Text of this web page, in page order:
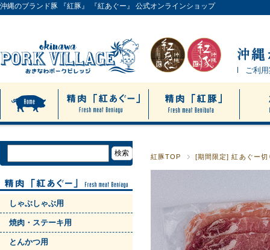
沖縄のブランド豚 『紅豚』 『紅あぐー』 公式オンラインショップ
ご利
紅豚TOP [期間限定] 紅あぐー
しゃぶしゃぶ用
焼肉・ステーキ用
とんかつ用